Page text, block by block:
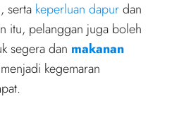
serta keperluan dapurdan
itu, pelanggan juga boleh
segera dan makanan
kegemaran